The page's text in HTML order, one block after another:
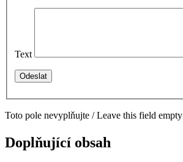
Text
Toto pole nevyplňujte / Leave this field empty
Doplňující obsah